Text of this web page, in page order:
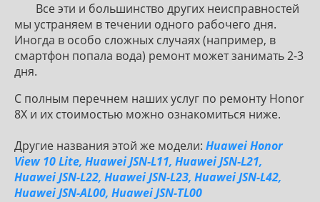
Все эти и большинство других неисправностей
мы устраняем в течении одного рабочего дня.
Иногда в особо сложных случаях (например, в
смартфон попала вода) ремонт может занимать 2-3
дня.
С полным перечнем наших услуг по ремонту Honor
8X и их стоимостью можно ознакомиться ниже.
Другие названия этой же модели: Huawei Honor
View 10 Lite, Huawei JSN-L11, Huawei JSN-L21,
Huawei JSN-L22, Huawei JSN-L23, Huawei JSN-L42,
Huawei JSN-AL00, Huawei JSN-TL00